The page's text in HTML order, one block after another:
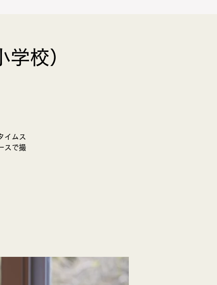
校）
イムス
スで撮